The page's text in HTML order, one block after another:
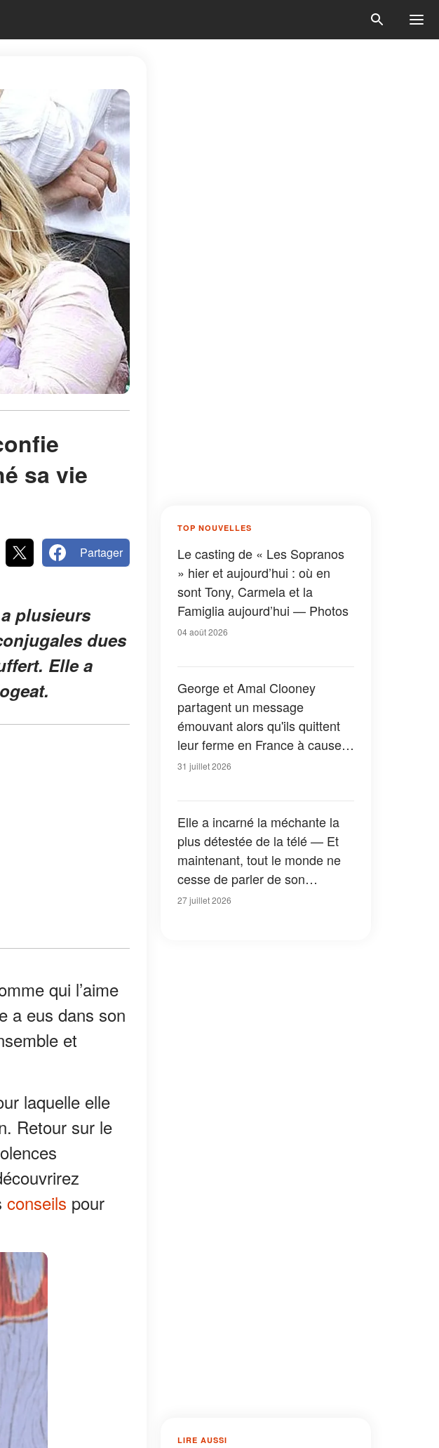
sa vie
Partager
plusieurs
dues
Elle a
qui l’aime
a eus dans son
et
laquelle elle
Retour sur le
conseils pour
TOP NOUVELLES
Le casting de « Les Sopranos
» hier et aujourd’hui : où en
sont Tony, Carmela et la
Famiglia aujourd’hui — Photos
04 août 2026
George et Amal Clooney
partagent un message
émouvant alors qu'ils quittent
leur ferme en France à cause
des feux de forêt — Tous les
31 juillet 2026
Elle a incarné la méchante la
plus détestée de la télé — Et
maintenant, tout le monde ne
cesse de parler de son
apparition dans la nouvelle
27 juillet 2026
LIRE AUSSI